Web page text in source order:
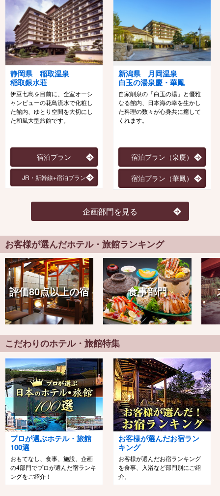
静岡県 稲取温泉
稲取銀水荘
伊豆七島を目前に、全室オーシ
ャンビューの花鳥流水で化粧し
た館内、ゆとり空間を大切にし
た和風大型旅館です。
宿泊プラン
JR・新幹線+宿泊プラン
新潟県 月岡温泉
白玉の湯泉慶・華鳳
自家削泉の「白玉の湯」と優雅
なる館内、日本海の幸を生かし
た料理の数々が心身共に癒して
くれます。
宿泊プラン（泉慶）
宿泊プラン（華鳳）
企画部門を見る
お客様が選んだホテル・旅館ランキング
評価80点以上の宿 食事部門
こだわりのホテル・旅館特集
プロが選ぶホテル・旅館
100選
おもてなし、食事、施設、企画
の4部門でプロが選んだ宿ランキ
ングをご紹介！
お客様が選んだお宿ラン
キング
お客様が選んだお宿ランキング
を食事、入浴など部門別にご紹
介。